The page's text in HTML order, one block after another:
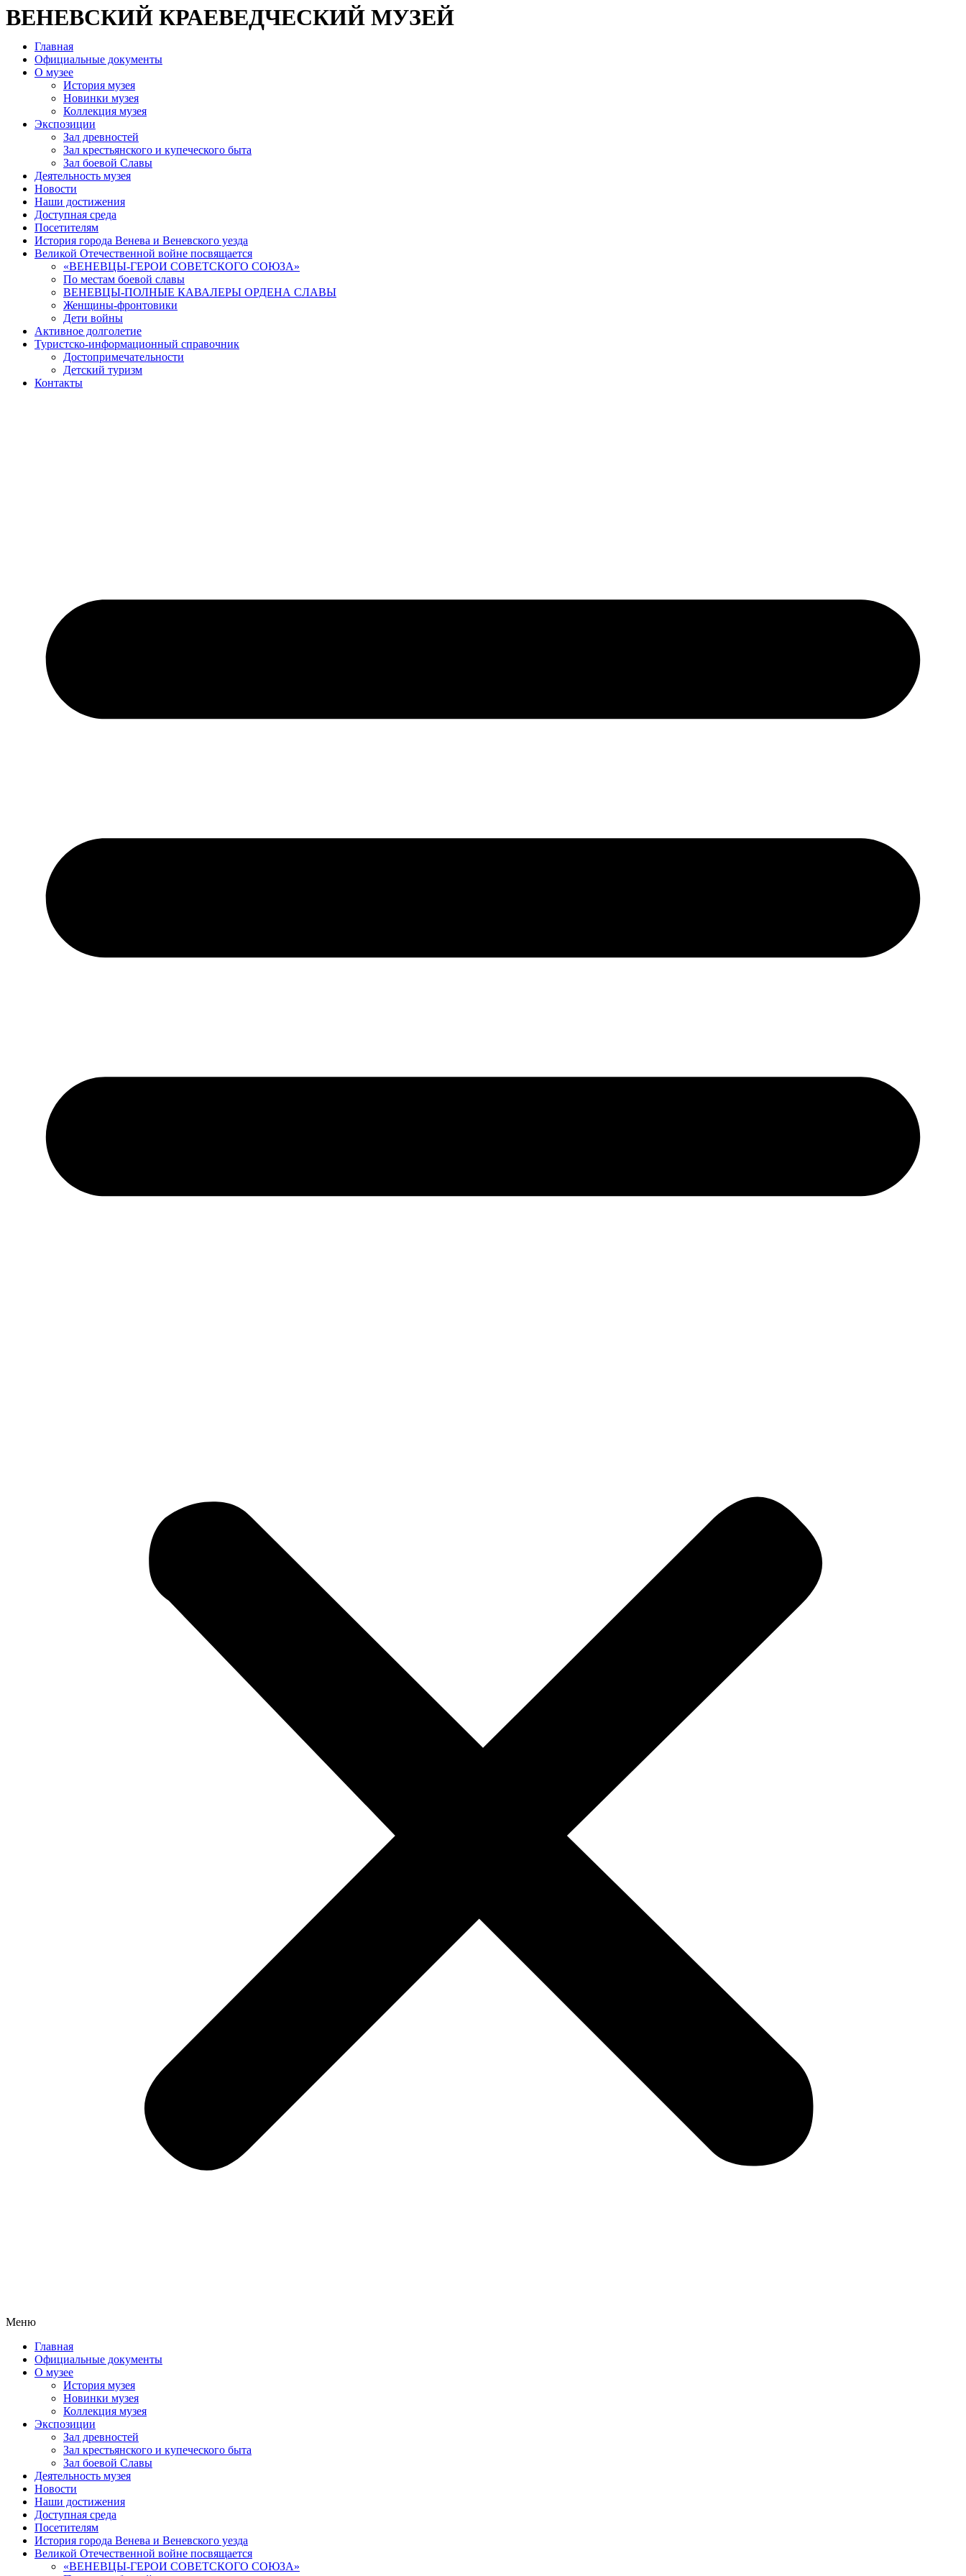
ВЕНЕВСКИЙ КРАЕВЕДЧЕСКИЙ МУЗЕЙ
Главная
Официальные документы
О музее
История музея
Новинки музея
Коллекция музея
Экспозиции
Зал древностей
Зал крестьянского и купеческого быта
Зал боевой Славы
Деятельность музея
Новости
Наши достижения
Доступная среда
Посетителям
История города Венева и Веневского уезда
Великой Отечественной войне посвящается
«ВЕНЕВЦЫ-ГЕРОИ СОВЕТСКОГО СОЮЗА»
По местам боевой славы
ВЕНЕВЦЫ-ПОЛНЫЕ КАВАЛЕРЫ ОРДЕНА СЛАВЫ
Женщины-фронтовики
Дети войны
Активное долголетие
Туристско-информационный справочник
Достопримечательности
Детский туризм
Контакты
Меню
Главная
Официальные документы
О музее
История музея
Новинки музея
Коллекция музея
Экспозиции
Зал древностей
Зал крестьянского и купеческого быта
Зал боевой Славы
Деятельность музея
Новости
Наши достижения
Доступная среда
Посетителям
История города Венева и Веневского уезда
Великой Отечественной войне посвящается
«ВЕНЕВЦЫ-ГЕРОИ СОВЕТСКОГО СОЮЗА»